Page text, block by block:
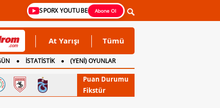
SPORX YOUTUBE Abone Ol
At Yarışı Tümü
İSTATİSTİK (YENİ) OYUNLAR
Puan Durumu
Fikstür